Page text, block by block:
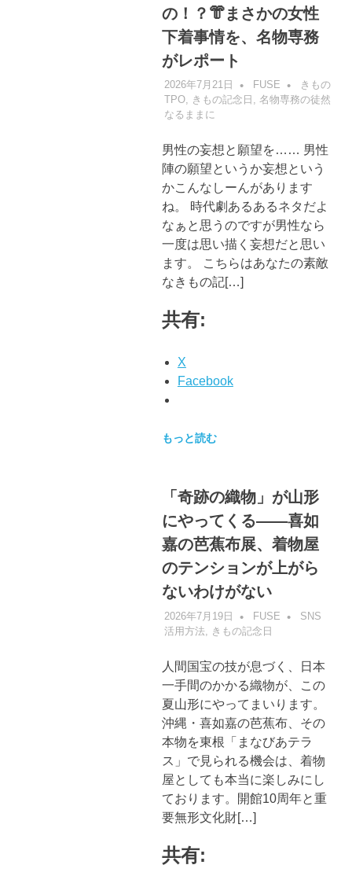
の！？👘まさかの女性
下着事情を、名物専務
がレポート
2026年7月21日 FUSE
きもの
TPO, きもの記念日 , 名物専務の徒然
なるままに
男性の妄想と願望を…… 男性
陣の願望というか妄想という
かこんなしーんがあります
ね。 時代劇あるあるネタだよ
なぁと思うのですが男性なら
一度は思い描く妄想だと思い
ます。 こちらはあなたの素敵
なきもの記[…]
共有:
X
Facebook
もっと読む
「奇跡の織物」が山形
にやってくる——喜如
嘉の芭蕉布展、着物屋
のテンションが上がら
ないわけがない
2026年7月19日 FUSE
SNS
活用方法, きもの記念日
人間国宝の技が息づく、日本
一手間のかかる織物が、この
夏山形にやってまいります。
沖縄・喜如嘉の芭蕉布、その
本物を東根「まなびあテラ
ス」で見られる機会は、着物
屋としても本当に楽しみにし
ております。開館10周年と重
要無形文化財[…]
共有: